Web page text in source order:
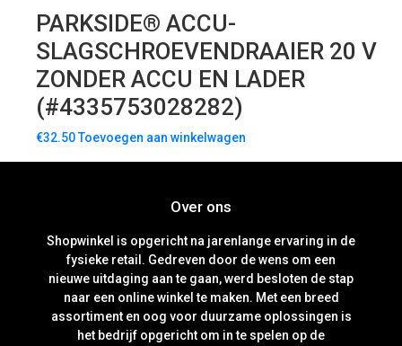
PARKSIDE® ACCU-
SLAGSCHROEVENDRAAIER 20 V
ZONDER ACCU EN LADER
(#4335753028282)
€32.50Toevoegen aan winkelwagen
Over ons
Shopwinkel is opgericht na jarenlange ervaring in de
fysieke retail. Gedreven door de wens om een
nieuwe uitdaging aan te gaan, werd besloten de stap
naar een online winkel te maken. Met een breed
assortiment en oog voor duurzame oplossingen is
het bedrijf opgericht om in te spelen op de